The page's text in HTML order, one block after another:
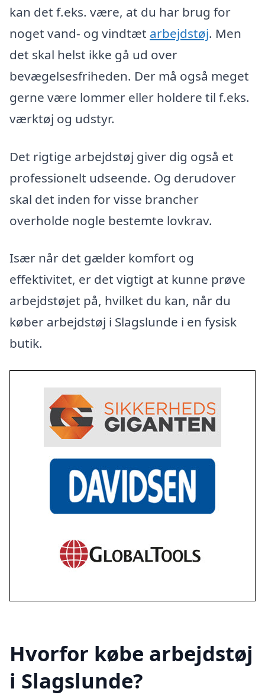
kan det f.eks. være, at du har brug for
noget vand- og vindtæt arbejdstøj. Men
det skal helst ikke gå ud over
bevægelsesfriheden. Der må også meget
gerne være lommer eller holdere til f.eks.
værktøj og udstyr.
Det rigtige arbejdstøj giver dig også et
professionelt udseende. Og derudover
skal det inden for visse brancher
overholde nogle bestemte lovkrav.
Især når det gælder komfort og
effektivitet, er det vigtigt at kunne prøve
arbejdstøjet på, hvilket du kan, når du
køber arbejdstøj i Slagslunde i en fysisk
butik.
Hvorfor købe arbejdstøj
i Slagslunde?